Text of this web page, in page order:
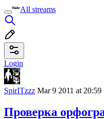
All streams
Login
SpirITzzz Mar 9 2011 at 20:59
Проверка